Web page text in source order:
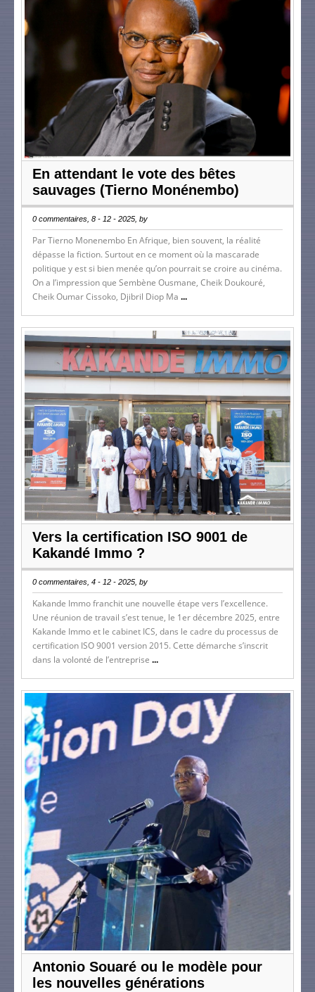
En attendant le vote des bêtes
sauvages (Tierno Monénembo)
0 commentaires, 8 - 12 - 2025, by
Par Tierno Monenembo En Afrique, bien souvent, la réalité
dépasse la fiction. Surtout en ce moment où la mascarade
politique y est si bien menée qu’on pourrait se croire au cinéma.
On a l’impression que Sembène Ousmane, Cheik Doukouré,
Cheik Oumar Cissoko, Djibril Diop Ma ...
Vers la certification ISO 9001 de
Kakandé Immo ?
0 commentaires, 4 - 12 - 2025, by
Kakande Immo franchit une nouvelle étape vers l’excellence.
Une réunion de travail s’est tenue, le 1er décembre 2025, entre
Kakande Immo et le cabinet ICS, dans le cadre du processus de
certification ISO 9001 version 2015. Cette démarche s’inscrit
dans la volonté de l’entreprise ...
Antonio Souaré ou le modèle pour
les nouvelles générations